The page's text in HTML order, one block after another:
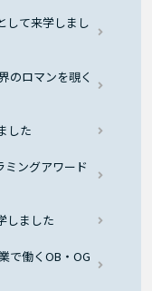
して来学しまし
のロマンを覗く
した
ミングアワード
しました
で働くOB・OG